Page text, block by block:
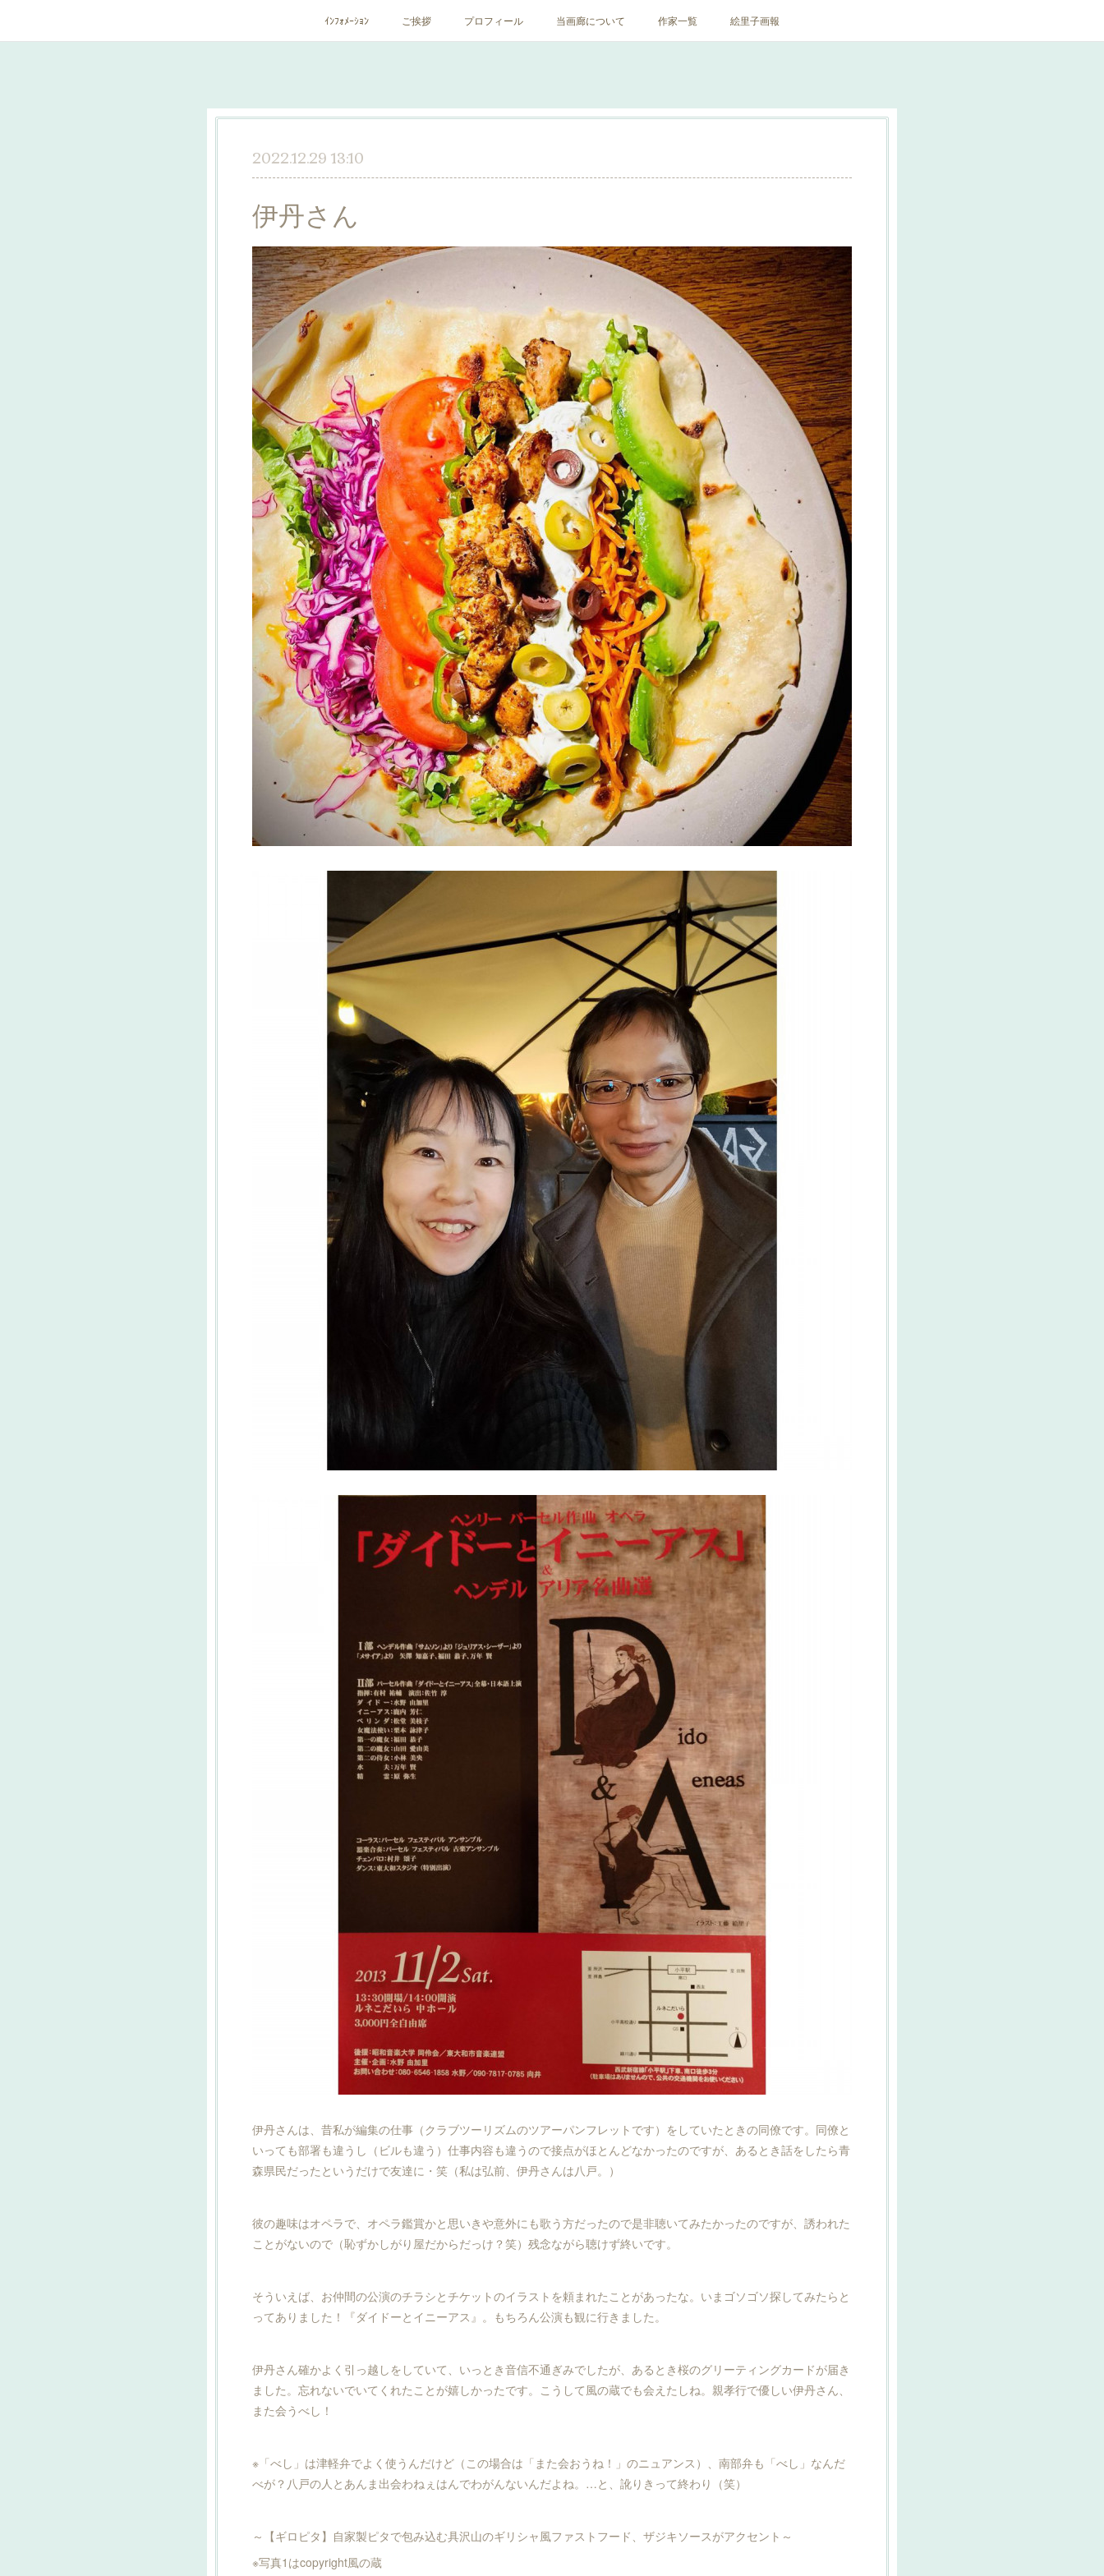
ｲﾝﾌｫﾒｰｼｮﾝ ご挨拶 プロフィール 当画廊について 作家一覧 絵里子画報
2022.12.29 13:10
伊丹さん
伊丹さんは、昔私が編集の仕事（クラブツーリズムのツアーパンフレットです）をしていたときの同僚です。同僚と
いっても部署も違うし（ビルも違う）仕事内容も違うので接点がほとんどなかったのですが、あるとき話をしたら青
森県民だったというだけで友達に・笑（私は弘前、伊丹さんは八戸。）
彼の趣味はオペラで、オペラ鑑賞かと思いきや意外にも歌う方だったので是非聴いてみたかったのですが、誘われた
ことがないので（恥ずかしがり屋だからだっけ？笑）残念ながら聴けず終いです。
そういえば、お仲間の公演のチラシとチケットのイラストを頼まれたことがあったな。いまゴソゴソ探してみたらと
ってありました！『ダイドーとイニーアス』。もちろん公演も観に行きました。
伊丹さん確かよく引っ越しをしていて、いっとき音信不通ぎみでしたが、あるとき桜のグリーティングカードが届き
ました。忘れないでいてくれたことが嬉しかったです。こうして風の蔵でも会えたしね。親孝行で優しい伊丹さん、
また会うべし！
※「べし」は津軽弁でよく使うんだけど（この場合は「また会おうね！」のニュアンス）、南部弁も「べし」なんだ
べが？八戸の人とあんま出会わねぇはんでわがんないんだよね。…と、訛りきって終わり（笑）
～【ギロピタ】自家製ピタで包み込む具沢山のギリシャ風ファストフード、ザジキソースがアクセント～
※写真1はcopyright風の蔵